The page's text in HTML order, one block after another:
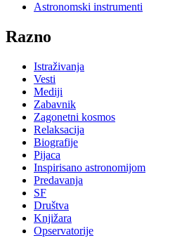
Astronomski instrumenti
Razno
Istraživanja
Vesti
Mediji
Zabavnik
Zagonetni kosmos
Relaksacija
Biografije
Pijaca
Inspirisano astronomijom
Predavanja
SF
Društva
Knjižara
Opservatorije